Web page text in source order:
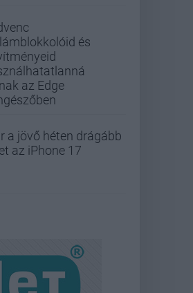
és
az Edge
a jövő héten drágább
az iPhone 17